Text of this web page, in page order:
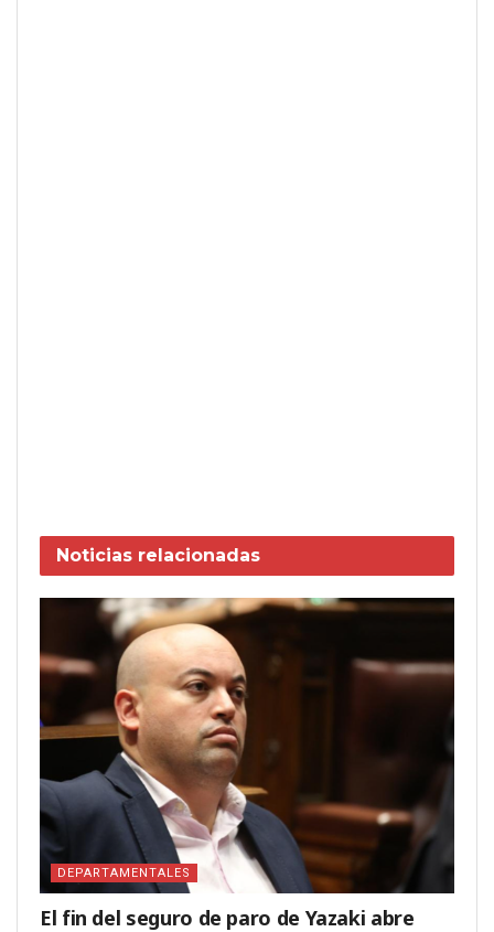
Noticias relacionadas
DEPARTAMENTALES
El fin del seguro de paro de Yazaki abre